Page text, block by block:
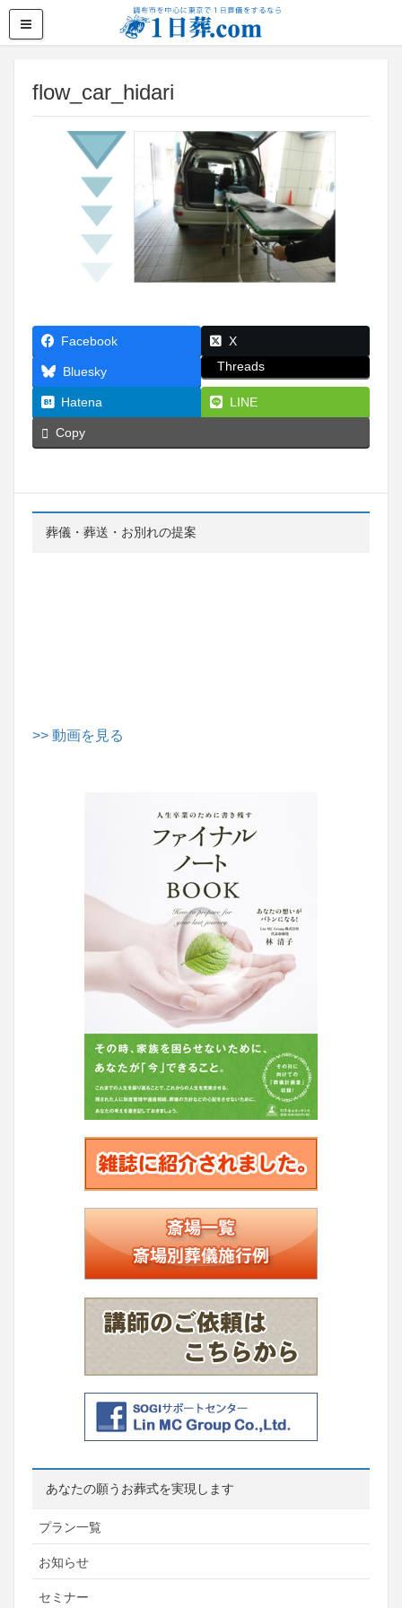
flow_car_hidari
Facebook X
Bluesky Threads
Hatena LINE
Copy
葬儀・葬送・お別れの提案
>> 動画を見る
あなたの願うお葬式を実現します
プラン一覧
お知らせ
セミナー